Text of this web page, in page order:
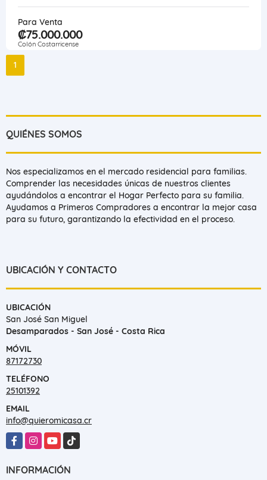
Para Venta
₡75.000.000
Colón Costarricense
1
QUIÉNES SOMOS
Nos especializamos en el mercado residencial para familias.
Comprender las necesidades únicas de nuestros clientes
ayudándolos a encontrar el Hogar Perfecto para su familia.
Ayudamos a Primeros Compradores a encontrar la mejor casa
para su futuro, garantizando la efectividad en el proceso.
UBICACIÓN Y CONTACTO
UBICACIÓN
San José San Miguel
Desamparados - San José - Costa Rica
MÓVIL
87172730
TELÉFONO
25101392
EMAIL
info@quieromicasa.cr
FacebookInstagramYouTubeTikTok
INFORMACIÓN